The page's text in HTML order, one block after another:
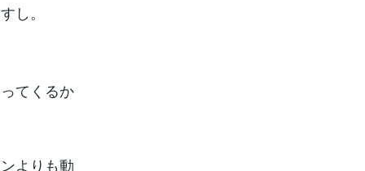
し。
てくるか
よりも動